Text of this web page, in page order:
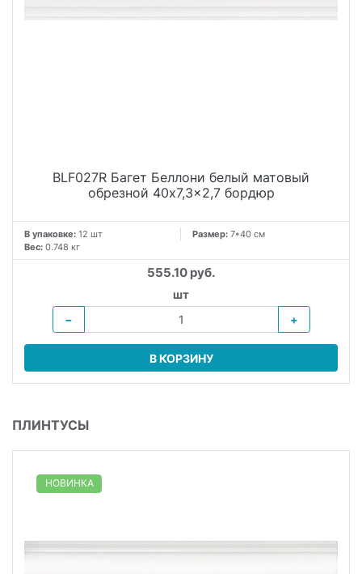
BLF027R Багет Беллони белый матовый
обрезной 40x7,3x2,7 бордюр
В упаковке: 12 шт Размер: 7*40 см
Вес: 0.748 кг
555.10 руб.
шт
−
+
В КОРЗИНУ
ПЛИНТУСЫ
НОВИНКА